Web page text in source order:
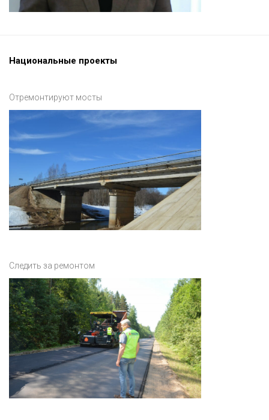
Национальные проекты
Отремонтируют мосты
Следить за ремонтом